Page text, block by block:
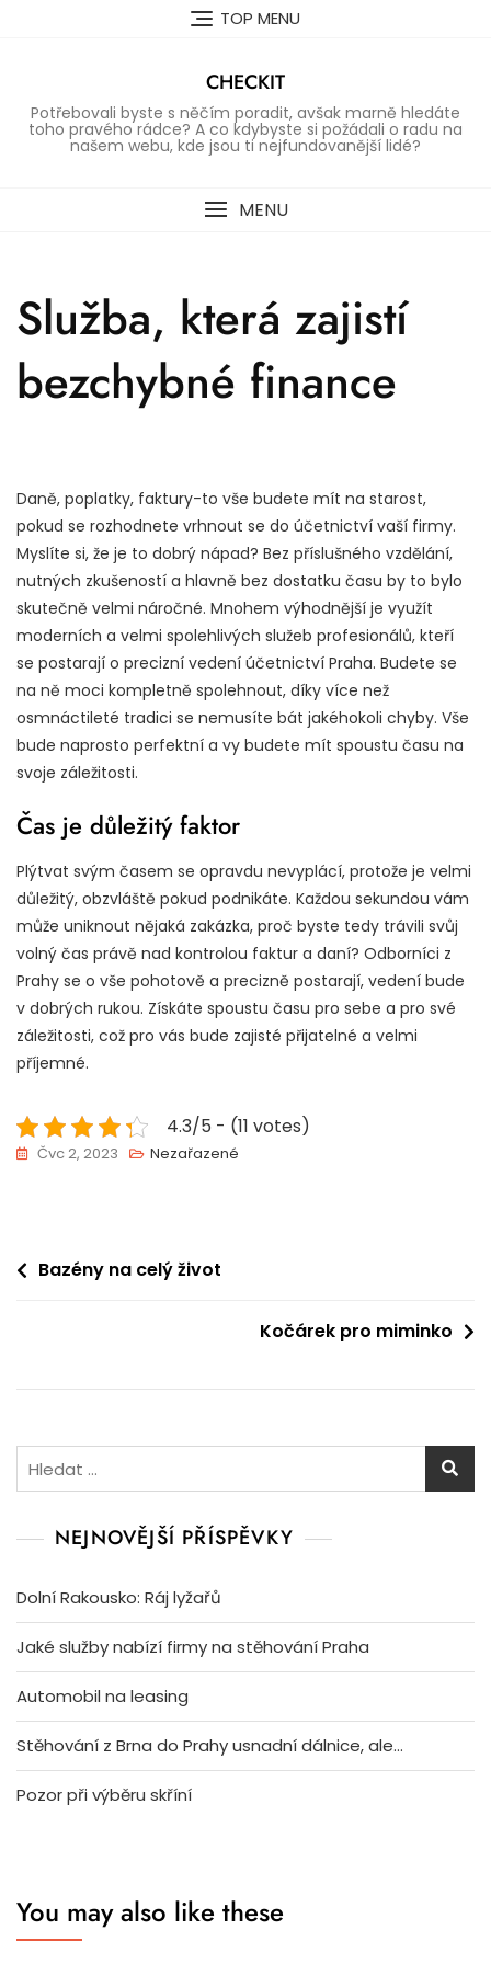
TOP MENU
CHECKIT
Potřebovali byste s něčím poradit, avšak marně hledáte
toho pravého rádce? A co kdybyste si požádali o radu na
našem webu, kde jsou ti nejfundovanější lidé?
MENU
Služba, která zajistí
bezchybné finance
Daně, poplatky, faktury-to vše budete mít na starost,
pokud se rozhodnete vrhnout se do účetnictví vaší firmy.
Myslíte si, že je to dobrý nápad? Bez příslušného vzdělání,
nutných zkušeností a hlavně bez dostatku času by to bylo
skutečně velmi náročné. Mnohem výhodnější je využít
moderních a velmi spolehlivých služeb profesionálů, kteří
se postarají o precizní vedení účetnictví Praha. Budete se
na ně moci kompletně spolehnout, díky více než
osmnáctileté tradici se nemusíte bát jakéhokoli chyby. Vše
bude naprosto perfektní a vy budete mít spoustu času na
svoje záležitosti.
Čas je důležitý faktor
Plýtvat svým časem se opravdu nevyplácí, protože je velmi
důležitý, obzvláště pokud podnikáte. Každou sekundou vám
může uniknout nějaká zakázka, proč byste tedy trávili svůj
volný čas právě nad kontrolou faktur a daní? Odborníci z
Prahy se o vše pohotově a precizně postarají, vedení bude
v dobrých rukou. Získáte spoustu času pro sebe a pro své
záležitosti, což pro vás bude zajisté přijatelné a velmi
příjemné.
4.3/5 - (11 votes)
Čvc 2, 2023 Nezařazené
Navigace
Bazény na celý život
Kočárek pro miminko
NEJNOVĚJŠÍ PŘÍSPĚVKY
Dolní Rakousko: Ráj lyžařů
Jaké služby nabízí firmy na stěhování Praha
Automobil na leasing
Stěhování z Brna do Prahy usnadní dálnice, ale…
Pozor při výběru skříní
You may also like these